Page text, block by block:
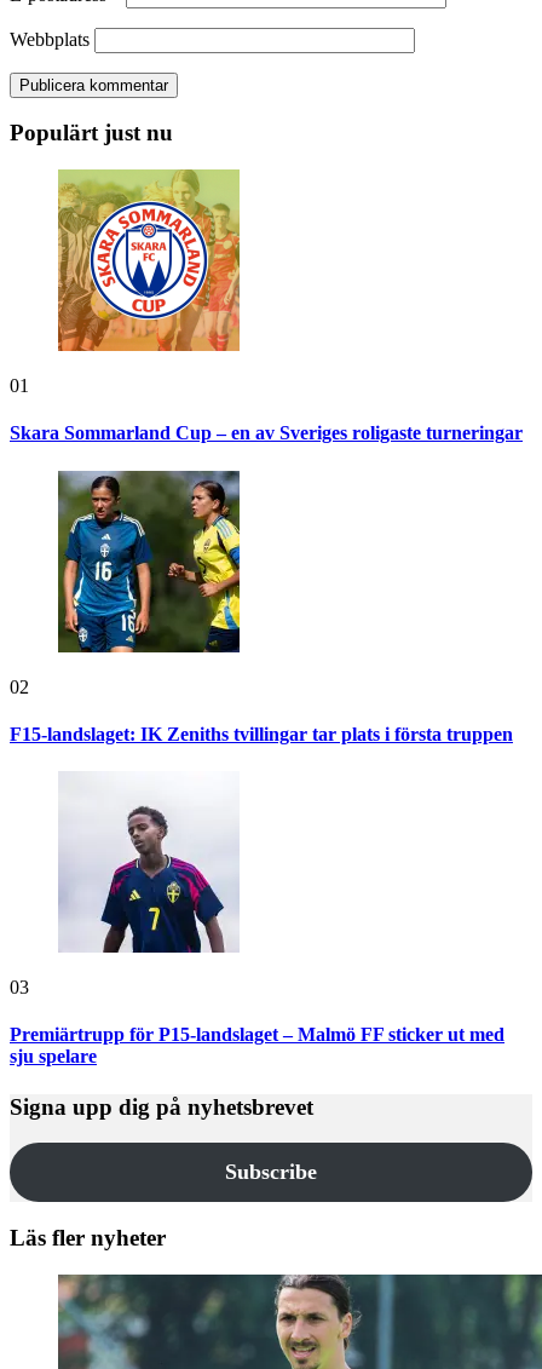
Webbplats
Populärt just nu
01
Skara Sommarland Cup – en av Sveriges roligaste turneringar
02
F15-landslaget: IK Zeniths tvillingar tar plats i första truppen
03
Premiärtrupp för P15-landslaget – Malmö FF sticker ut med
sju spelare
Signa upp dig på nyhetsbrevet
Subscribe
Läs fler nyheter